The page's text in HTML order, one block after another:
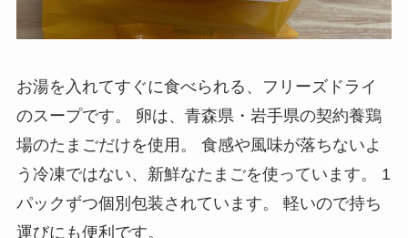
お湯を入れてすぐに食べられる、フリーズドライ
のスープです。 卵は、青森県・岩手県の契約養鶏
場のたまごだけを使用。 食感や風味が落ちないよ
う冷凍ではない、新鮮なたまごを使っています。 1
パックずつ個別包装されています。 軽いので持ち
運びにも便利です。